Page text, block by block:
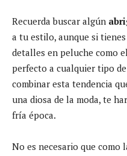
Recuerda buscar algún
a tu estilo, aunque si
detalles en peluche como
perfecto a cualquier tipo
combinar esta tendencia
una diosa de la moda, te
fría época.
No es necesario que